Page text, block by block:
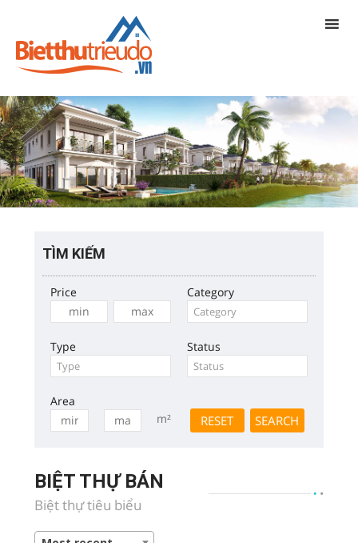
TÌM KIẾM
Price Category
Type Status
Area
m²
BIỆT THỰ BÁN
Biệt thự tiêu biểu